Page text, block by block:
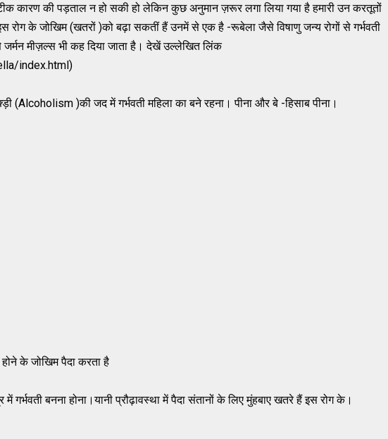
कारण की पड़ताल न हो सकी हो लेकिन कुछ अनुमान ज़रूर लगा लिया गया है हमारी उन करतूतों
रोग के जोखिम (खतरों )को बढ़ा सकतीं हैं उनमें से एक है -रूबेला जैसे विषाणु जन्य रोगों से गर्भवती
जर्मन मीज़ल्स भी कह दिया जाता है। देखें उल्लेखित लिंक
index.html)
(Alcoholism )की जद में गर्भवती महिला का बने रहना। पीना और बे -हिसाब पीना।
होने के जोखिम पैदा करता है
बनना होना।यानी प्रौढ़ावस्था में पैदा संतानों के लिए मुंहबाए खतरे हैं इस रोग के।